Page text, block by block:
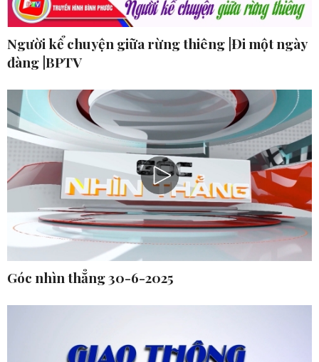
Người kể chuyện giữa rừng thiêng |Đi một ngày
đàng |BPTV
Góc nhìn thẳng 30-6-2025